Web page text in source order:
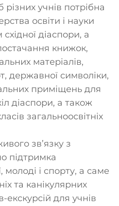
учнів потрібна
освіти і науки
діаспори, а
книжок,
матеріалів,
державної символіки,
приміщень для
діаспори, а також
загальноосвітніх
зв’язку з
підтримка
молоді і спорту, а саме
та канікулярних
екскурсій для учнів